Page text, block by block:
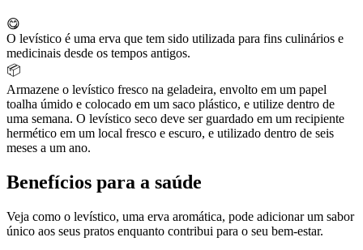
😋
O levístico é uma erva que tem sido utilizada para fins culinários e
medicinais desde os tempos antigos.
📦
Armazene o levístico fresco na geladeira, envolto em um papel
toalha úmido e colocado em um saco plástico, e utilize dentro de
uma semana. O levístico seco deve ser guardado em um recipiente
hermético em um local fresco e escuro, e utilizado dentro de seis
meses a um ano.
Benefícios para a saúde
Veja como o levístico, uma erva aromática, pode adicionar um sabor
único aos seus pratos enquanto contribui para o seu bem-estar.